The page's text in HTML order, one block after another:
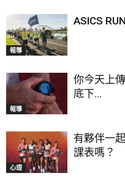
報導
ASICS
報導
你今天上
底下...
心理
有夥伴一
課表嗎？